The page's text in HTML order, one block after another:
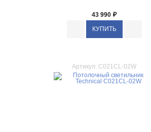
43 990 ₽
Артикул: C021CL-02W